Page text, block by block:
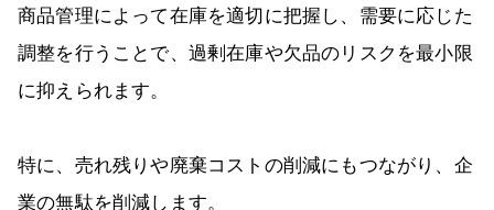
商品管理によって在庫を適切に把握し、需要に応じた
調整を行うことで、過剰在庫や欠品のリスクを最小限
に抑えられます。
特に、売れ残りや廃棄コストの削減にもつながり、企
業の無駄を削減します。